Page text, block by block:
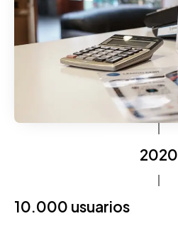
2020
10.000 usuarios